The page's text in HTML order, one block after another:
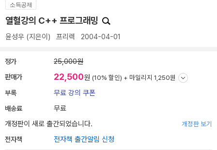
소득공제
열혈강의 C++ 프로그래밍
윤성우 (지은이) 프리렉 2004-04-01
정가 25,000원
판매가 22,500원 (10% 할인) + 마일리지 1,250원
부록 무료 강의 쿠폰
배송료
무료
개정판이 새로 출간되었습니다.
개정판 보기
전자책 전자책 출간알림 신청